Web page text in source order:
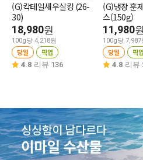
(G)칵테일새우살킹 (26-
30)
18,980원
100g당 4,218원
당일 픽업
4.8 리뷰 136
(G)냉장 훈
스(150g)
11,980원
100g당 7,987
당일 픽업
4.8 리뷰